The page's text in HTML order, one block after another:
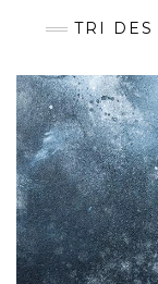
TRI DES